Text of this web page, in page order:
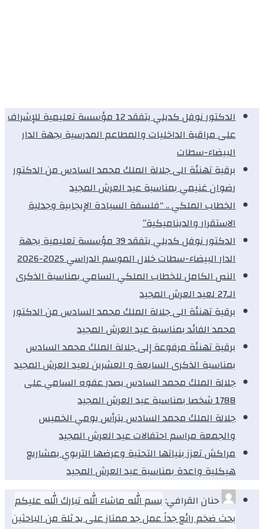
الدكتور نوفل كديلي يتفقد 12 مؤسسة تعليمية للإشراف
على مراقبة الداخليات والمطاعم المدرسية بجهة الدار
البيضاء-سطات
برقية تهنئة الى جلالة الملك محمد السادس من الدكتور
رضوان غنيمي بمناسبة عيد العرش المجيد
الخطاب الملكي .. “فلسفة السيادة الإيجابية وجدلية
الاستقرار والديناميكية”
الدكتور نوفل كديلي يتفقد 39 مؤسسة تعليمية بجهة
الدار البيضاء-سطات خلال الموسم الدراسي 2025-2026
النص الكامل للخطاب الملكي السامي بمناسبة الذكرى
الـ27 لعيد العرش المجيد
برقية تهنئة الى جلالة الملك محمد السادس من الدكتور
محمد الفائد بمناسبة عيد العرش المجيد
برقية تهنئة مرفوعة إلى جلالة الملك محمد السادس
بمناسبة الذكرى السابعة و العشرين لعيد العرش المجيد
جلالة الملك محمد السادس يصدر عفوه السامي على
1788 شخصا بمناسبة عيد العرش المجيد
جلالة الملك محمد السادس يترأس يومي الخميس
والجمعة مراسم احتفالات عيد العرش المجيد
مراكش تعزز بنياتها التحتية وعرضها التربوي بمشاريع
هيكلية واعدة بمناسبة عيد العرش المجيد
حنان القرافي: بسم الله ماشاء الله تبارك الله عليكم
بحث ضخم رائع جداً عمل جد ممتاز على يد ثلة من الباحثين